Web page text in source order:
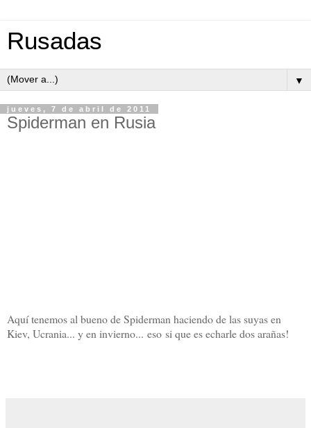
Rusadas
▼
jueves, 7 de abril de 2011
Spiderman en Rusia
Aquí tenemos al bueno de Spiderman haciendo de las suyas en
Kiev, Ucrania... y en invierno... eso si que es echarle dos arañas!